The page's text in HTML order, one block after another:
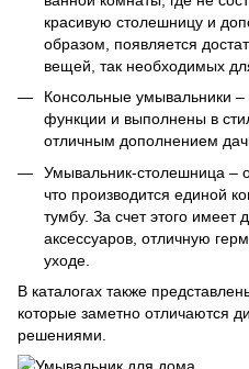
красивую столешницу и
образом, появляется
вещей, так необходимых
Консольные умывальники
функции и выполнены в
отличным дополнением
Умывальник-столешница –
что производится единой
тумбу. За счет этого имеет
аксессуаров, отличную
уходе.
В каталогах также
которые заметно отличаются
решениями.